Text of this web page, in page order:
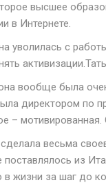
высшее
в Интернете.
уволилась с
она вообще была
директором по
–
весьма
поставлялось из
жизни за шаг до